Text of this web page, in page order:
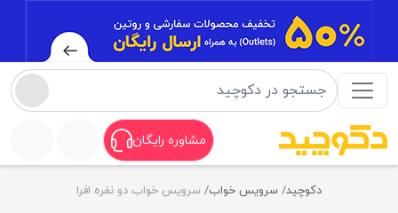
مشاوره رایگان
دکوچید سرویس خواب سرویس خواب دو نفره افرا